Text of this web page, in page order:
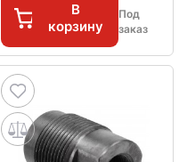
В
корзину
Под
заказ